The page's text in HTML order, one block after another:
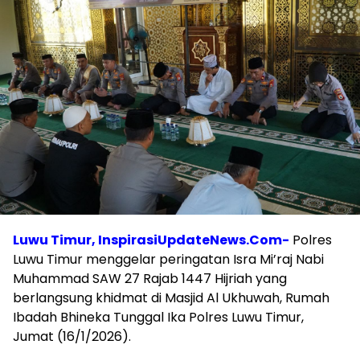
Luwu Timur, InspirasiUpdateNews.Com- Polres
Luwu Timur menggelar peringatan Isra Mi’raj Nabi
Muhammad SAW 27 Rajab 1447 Hijriah yang
berlangsung khidmat di Masjid Al Ukhuwah, Rumah
Ibadah Bhineka Tunggal Ika Polres Luwu Timur,
Jumat (16/1/2026).